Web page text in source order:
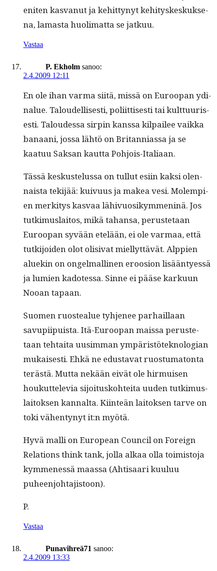
eniten kas­vanut ja kehit­tynyt kehi­tyskeskuk­se­
na, lamas­ta huoli­mat­ta se jatkuu.
Vastaa
P. Ekholm sanoo:
2.4.2009 12:11
En ole ihan var­ma siitä, mis­sä on Euroopan ydi­
nalue. Taloudel­lis­es­ti, poli­it­tis­es­ti tai kult­tuuris­
es­ti. Taloudessa sir­pin kanssa kil­pailee vaik­ka
banaani, jos­sa lähtö on Bri­tan­ni­as­sa ja se
kaatuu Sak­san kaut­ta Pohjois-Italiaan.
Tässä keskustelus­sa on tul­lut esi­in kak­si olen­
naista tek­i­jää: kuiv­u­us ja makea vesi. Molem­pi­
en merk­i­tys kas­vaa lähivu­osikym­meninä. Jos
tutkimus­laitos, mikä tahansa, peruste­taan
Euroopan syvään etelään, ei ole var­maa, että
tutk­i­joiden olot oli­si­vat miel­lyt­tävät. Alp­pi­en
aluekin on ongel­malli­nen eroo­sion lisään­tyessä
ja lumien kadotes­sa. Sinne ei pääse karku­un
Nooan tapaan.
Suomen ruostealue tyh­je­nee parhail­laan
savupi­ipuista. Itä-Euroopan mais­sa peruste­
taan tehtai­ta uusim­man ympäristöte­knolo­gian
mukaises­ti. Ehkä ne edus­ta­vat ruos­tu­ma­ton­ta
terästä. Mut­ta nekään eivät ole hir­muisen
houkut­tele­via sijoi­tusko­htei­ta uuden tutkimus­
laitok­sen kannal­ta. Kiin­teän laitok­sen tarve on
toki vähen­tynyt it:n myötä.
Hyvä malli on Euro­pean Coun­cil on For­eign
Rela­tions think tank, jol­la alkaa olla toimis­to­ja
kymme­nessä maas­sa (Ahti­saari kuu­luu
puheenjohtajistoon).
P.
Vastaa
Punavihreä71 sanoo:
2.4.2009 13:33